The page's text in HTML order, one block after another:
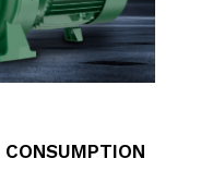
CONSUMPTION